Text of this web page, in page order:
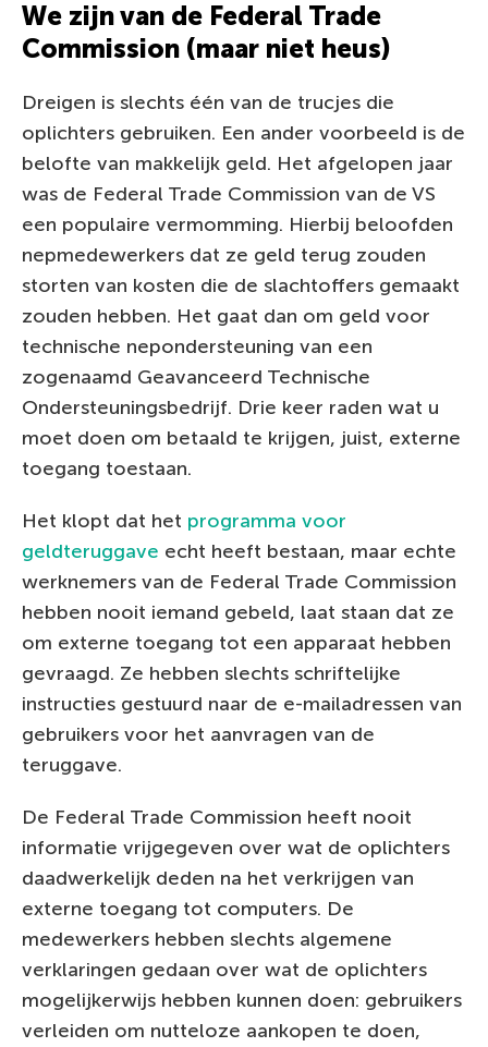
We zijn van de Federal Trade
Commission (maar niet heus)
Dreigen is slechts één van de trucjes die
oplichters gebruiken. Een ander voorbeeld is de
belofte van makkelijk geld. Het afgelopen jaar
was de Federal Trade Commission van de VS
een populaire vermomming. Hierbij beloofden
nepmedewerkers dat ze geld terug zouden
storten van kosten die de slachtoffers gemaakt
zouden hebben. Het gaat dan om geld voor
technische nepondersteuning van een
zogenaamd Geavanceerd Technische
Ondersteuningsbedrijf. Drie keer raden wat u
moet doen om betaald te krijgen, juist, externe
toegang toestaan.
Het klopt dat het programma voor
geldteruggave echt heeft bestaan, maar echte
werknemers van de Federal Trade Commission
hebben nooit iemand gebeld, laat staan dat ze
om externe toegang tot een apparaat hebben
gevraagd. Ze hebben slechts schriftelijke
instructies gestuurd naar de e-mailadressen van
gebruikers voor het aanvragen van de
teruggave.
De Federal Trade Commission heeft nooit
informatie vrijgegeven over wat de oplichters
daadwerkelijk deden na het verkrijgen van
externe toegang tot computers. De
medewerkers hebben slechts algemene
verklaringen gedaan over wat de oplichters
mogelijkerwijs hebben kunnen doen: gebruikers
verleiden om nutteloze aankopen te doen,